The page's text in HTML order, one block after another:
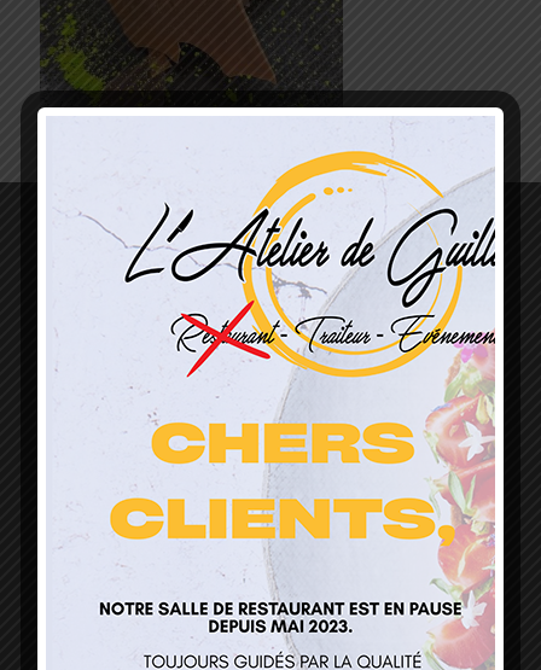
L’Atelier de Guillaume
1 Lieu Dit Sur Les Prés
contact@atelierdeguillaume.fr
03 89 22 37 08